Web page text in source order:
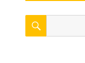
חיפוש